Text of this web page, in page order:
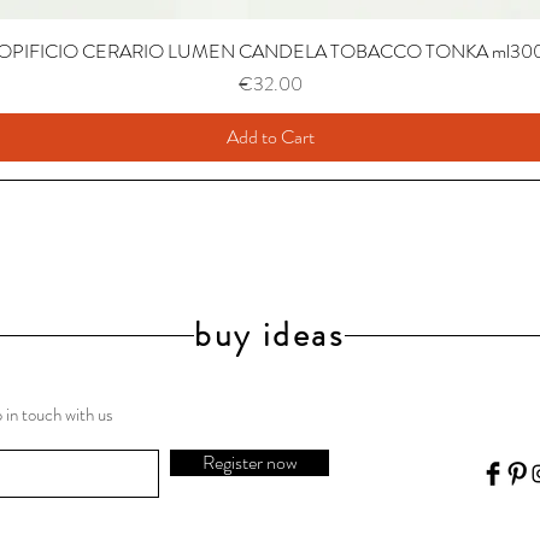
CERARIO LUMEN CANDELA TOBACCO TONKA
Price
€32.00
Add to Cart
buy ideas
in touch with us
Register now